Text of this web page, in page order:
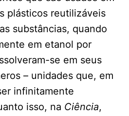
plásticos reutilizáveis
substâncias, quando
em etanol por
se em seus
– unidades que, em
infinitamente
isso, na Ciência,